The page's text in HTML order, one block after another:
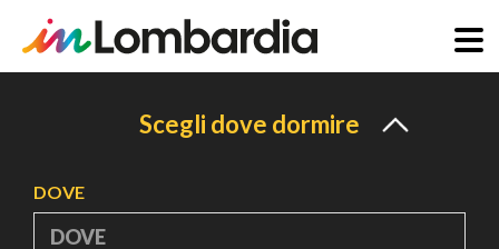
Scegli dove dormire
DOVE